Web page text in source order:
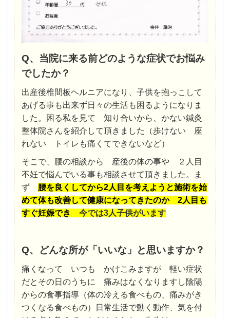
Q、当院に来る前どのような症状でお悩み
でしたか？
出産後椎間板ヘルニアになり、子供を抱っこして
あげる事も出来ず日々の生活も困るようになりま
した。困る私を見て 知り合いから、かない鍼灸
整体院さんを紹介して頂きました（歩けない 座
れない トイレも痛くてできないなど）
そこで、腰の相談から 産後の体の事や ２人目
不妊で悩んでいる事も相談させて頂きました。ま
ず 腰を良くしてから2人目を考えようと施術を始
めて体も改善して健康になってきたのか 2人目も
すぐ妊娠でき今では3人子供がいます
Q、どんな所が「いいな」と思いますか？
痛くなって いつも かけこみますが 軽い症状
だとその日のうちに 痛みはなくなりますし陰陽
からの食事指導（体の冷える食べもの、痛みがき
つくなる食べもの）日常生活で動く動作、気を付